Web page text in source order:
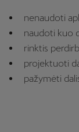
nenaudoti
naudoti kuo
rinktis
projektuoti
pažymėti